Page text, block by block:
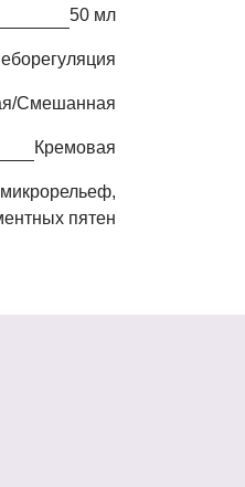
50 мл
Себорегуляция
Смешанная
кремовая
пятен